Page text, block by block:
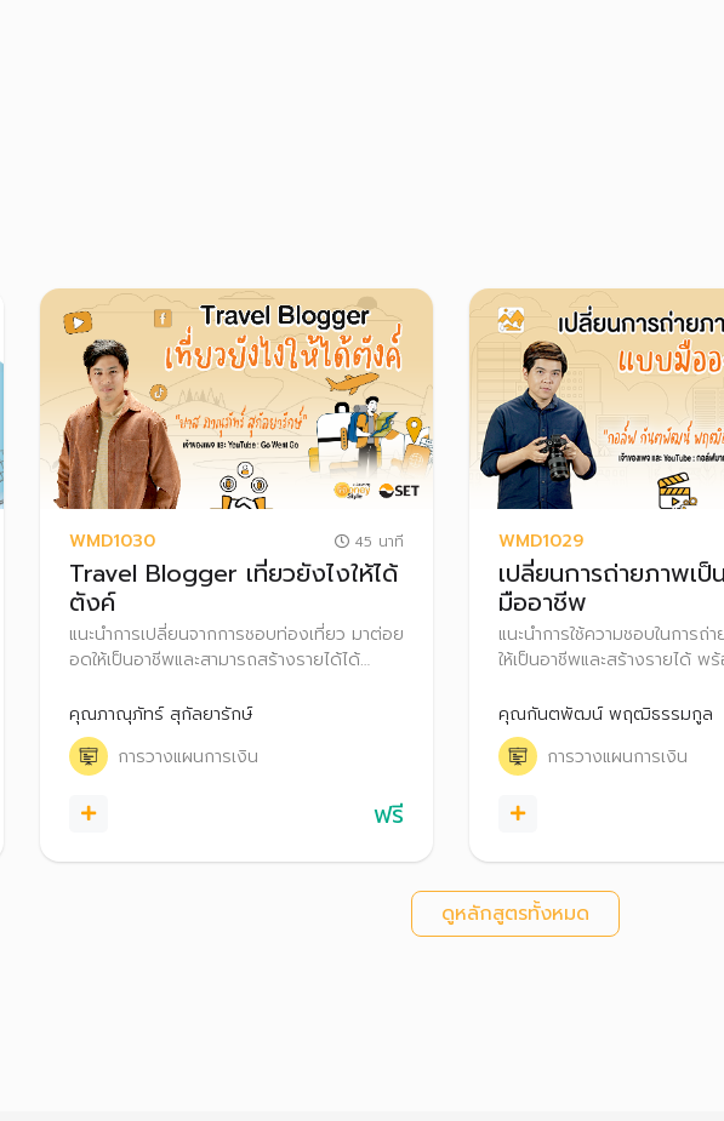
WMD1030 45 นาที
Travel Blogger เที่ยวยังไงให้ได้
ตังค์
แนะนำการเปลี่ยนจากการชอบท่องเที่ยว มาต่อย
อดให้เป็นอาชีพและสามารถสร้างรายได้ได้
และช่องทางต่าง ๆ ในการสร้างรายได้สำหรับ
อาชีพนักท่องเที่ยว รวมถึงแนะนำเทคนิคบริหาร
เงินสำหรับ Travel Blogger
คุณภาณุภัทร์ สุกัลยารักษ์
การวางแผนการเงิน
ฟรี
WMD1029
เปลี่ยนการถ่ายภาพเป็
มืออาชีพ
แนะนำการใช้ความชอบในการ
ให้เป็นอาชีพและสร้างรายได้ พ
สร้างรายได้จากการถ่ายรูปผ่า
รวมถึงเทคนิคการบริหารการเ
ฟรีแลนซ์
คุณกันตพัฒน์ พฤฒิธรรมกูล
การวางแผนการเงิน
ดูหลักสูตรทั้งหมด